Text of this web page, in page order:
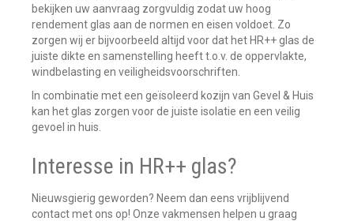
bekijken uw aanvraag zorgvuldig zodat uw hoog
rendement glas aan de normen en eisen voldoet. Zo
zorgen wij er bijvoorbeeld altijd voor dat het HR++ glas de
juiste dikte en samenstelling heeft t.o.v. de oppervlakte,
windbelasting en veiligheidsvoorschriften.
In combinatie met een geïsoleerd kozijn van Gevel & Huis
kan het glas zorgen voor de juiste isolatie en een veilig
gevoel in huis.
Interesse in HR++ glas?
Nieuwsgierig geworden? Neem dan eens vrijblijvend
contact met ons op! Onze vakmensen helpen u graag